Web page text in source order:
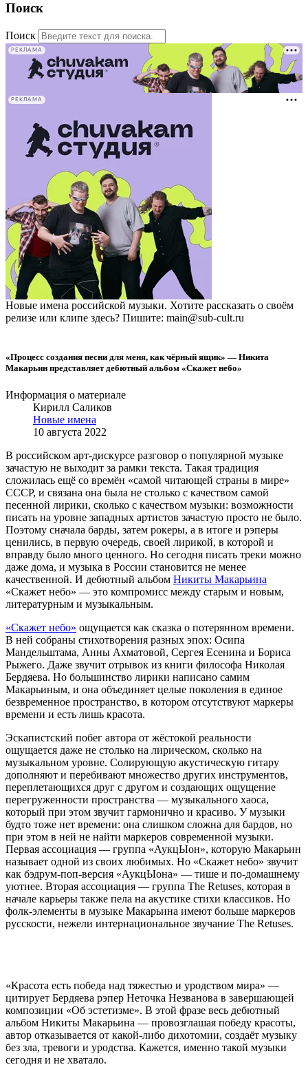
Поиск
Поиск
РЕКЛАМА
РЕКЛАМА
Новые имена российской музыки. Хотите рассказать о своём
релизе или клипе здесь? Пишите: main@sub-cult.ru
«Процесс создания песни для меня, как чёрный ящик» — Никита
Макарьин представляет дебютный альбом «Скажет небо»
Информация о материале
Кирилл Саликов
Новые имена
10 августа 2022
В российском арт-дискурсе разговор о популярной музыке
зачастую не выходит за рамки текста. Такая традиция
сложилась ещё со времён «самой читающей страны в мире»
СССР, и связана она была не столько с качеством самой
песенной лирики, сколько с качеством музыки: возможности
писать на уровне западных артистов зачастую просто не было.
Поэтому сначала барды, затем рокеры, а в итоге и рэперы
ценились, в первую очередь, своей лирикой, в которой и
вправду было много ценного. Но сегодня писать треки можно
даже дома, и музыка в России становится не менее
качественной. И дебютный альбом Никиты Макарьина
«Скажет небо» — это компромисс между старым и новым,
литературным и музыкальным.
«Скажет небо» ощущается как сказка о потерянном времени.
В ней собраны стихотворения разных эпох: Осипа
Мандельштама, Анны Ахматовой, Сергея Есенина и Бориса
Рыжего. Даже звучит отрывок из книги философа Николая
Бердяева. Но большинство лирики написано самим
Макарьиным, и она объединяет целые поколения в единое
безвременное пространство, в котором отсутствуют маркеры
времени и есть лишь красота.
Эскапистский побег автора от жёстокой реальности
ощущается даже не столько на лирическом, сколько на
музыкальном уровне. Солирующую акустическую гитару
дополняют и перебивают множество других инструментов,
переплетающихся друг с другом и создающих ощущение
перегруженности пространства — музыкального хаоса,
который при этом звучит гармонично и красиво. У музыки
будто тоже нет времени: она слишком сложна для бардов, но
при этом в ней не найти маркеров современной музыки.
Первая ассоциация — группа «АукцЫон», которую Макарьин
называет одной из своих любимых. Но «Скажет небо» звучит
как бэдрум-поп-версия «АукцЫона» — тише и по-домашнему
уютнее. Вторая ассоциация — группа The Retuses, которая в
начале карьеры также пела на акустике стихи классиков. Но
фолк-элементы в музыке Макарьина имеют больше маркеров
русскости, нежели интернациональное звучание The Retuses.
«Красота есть победа над тяжестью и уродством мира» —
цитирует Бердяева рэпер Неточка Незванова в завершающей
композиции «Об эстетизме». В этой фразе весь дебютный
альбом Никиты Макарьина — провозглашая победу красоты,
автор отказывается от какой-либо дихотомии, создаёт музыку
без зла, тревоги и уродства. Кажется, именно такой музыки
сегодня и не хватало.